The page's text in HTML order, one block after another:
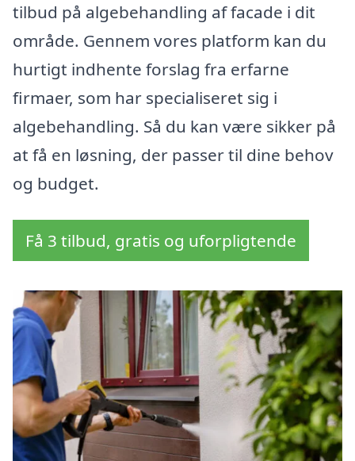
tilbud på algebehandling af facade i dit
område. Gennem vores platform kan du
hurtigt indhente forslag fra erfarne
firmaer, som har specialiseret sig i
algebehandling. Så du kan være sikker på
at få en løsning, der passer til dine behov
og budget.
Få 3 tilbud, gratis og uforpligtende